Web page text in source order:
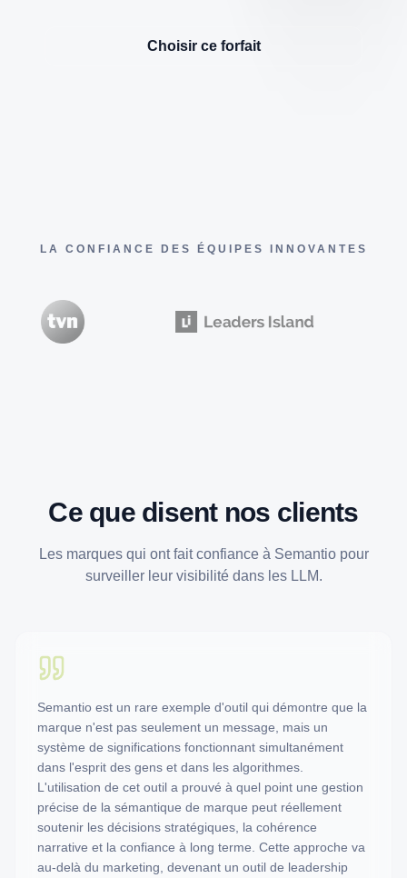
Choisir ce forfait
LA CONFIANCE DES ÉQUIPES INNOVANTES
Ce que disent nos clients
Les marques qui ont fait confiance à Semantio pour
surveiller leur visibilité dans les LLM.
Semantio est un rare exemple d'outil qui démontre que la
marque n'est pas seulement un message, mais un
système de significations fonctionnant simultanément
dans l'esprit des gens et dans les algorithmes.
L'utilisation de cet outil a prouvé à quel point une gestion
précise de la sémantique de marque peut réellement
soutenir les décisions stratégiques, la cohérence
narrative et la confiance à long terme. Cette approche va
au-delà du marketing, devenant un outil de leadership